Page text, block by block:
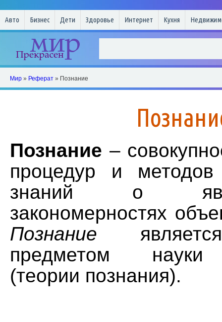
Авто Бизнес Дети Здоровье Интернет Кухня
Мир » Реферат » Познание
Познание –
процедур и методов
знаний о
закономерностях
Познание
предметом науки
(теории познания).